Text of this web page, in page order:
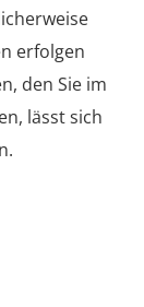
erfolgen
den Sie im
lässt sich